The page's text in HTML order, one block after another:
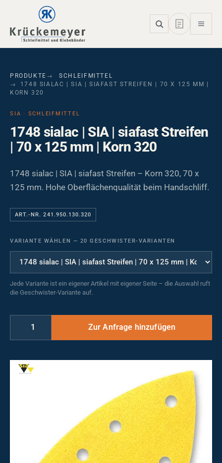
Skip to main navigation
Skip to main content
Skip to page footer
PRODUKTE
SCHLEIFMITTEL
1748 SIALAC | SIA | SIAFAST STREIFEN | 70 X 125 MM |
KORN 320
SIA · SCHLEIFMITTEL
1748 sialac | SIA | siafast Streifen
| 70 x 125 mm | Korn 320
1748 sialac | SIA | siafast Streifen – Korn 320, 70 x
125 mm. Hohe Oberflächenqualität beim Handschliff.
ART.-NR. 241.950.130.320
VARIANTE WÄHLEN — 20 GESCHWISTER-VARIANTEN
Jede Variante ist ein eigener Artikel mit eigener Seite – die Auswahl ruft
die Geschwister-Variante auf.